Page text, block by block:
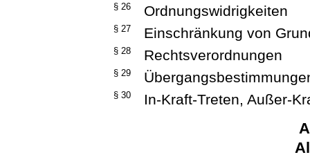
§ 26 Ordnungswidrigkeiten
§ 27 Einschränkung von
§ 28 Rechtsverordnungen
§ 29
§ 30 In-Kraft-Treten, Außer-